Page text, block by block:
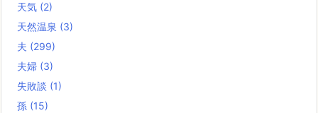
天気 (2)
天然温泉 (3)
夫 (299)
夫婦 (3)
失敗談 (1)
孫 (15)